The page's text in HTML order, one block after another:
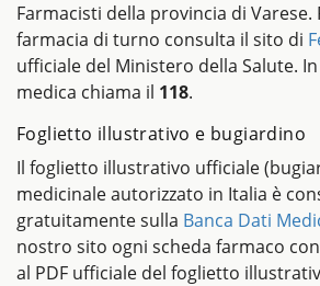
Farmacisti della provincia di Varese.
farmacia di turno consulta il sito di
ufficiale del Ministero della Salute.
medica chiama il 118.
Foglietto illustrativo e bugiardino
Il foglietto illustrativo ufficiale
medicinale autorizzato in Italia è
gratuitamente sulla Banca Dati
nostro sito ogni scheda farmaco
al PDF ufficiale del foglietto